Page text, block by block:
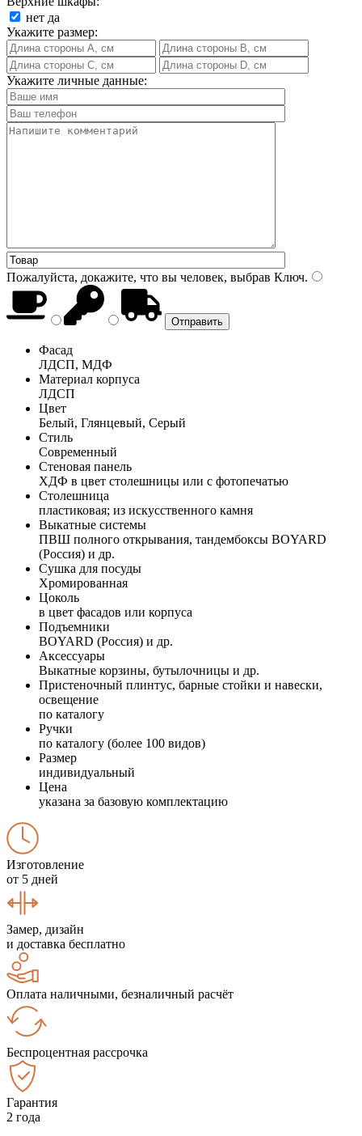
нет да
Укажите размер:
Укажите личные данные:
Пожалуйста, докажите, что вы человек, выбрав Ключ.
Фасад
ЛДСП, МДФ
Материал корпуса
ЛДСП
Цвет
Белый, Глянцевый, Серый
Стиль
Современный
Стеновая панель
ХДФ в цвет столешницы или с фотопечатью
Столешница
пластиковая; из искусственного камня
Выкатные системы
ПВШ полного открывания, тандембоксы BOYARD
(Россия) и др.
Сушка для посуды
Хромированная
Цоколь
в цвет фасадов или корпуса
Подъемники
BOYARD (Россия) и др.
Аксессуары
Выкатные корзины, бутылочницы и др.
Пристеночный плинтус, барные стойки и навески,
освещение
по каталогу
Ручки
по каталогу (более 100 видов)
Размер
индивидуальный
Цена
указана за базовую комплектацию
Изготовление
от 5 дней
Замер, дизайн
и доставка бесплатно
Оплата наличными, безналичный расчёт
Беспроцентная рассрочка
Гарантия
2 года